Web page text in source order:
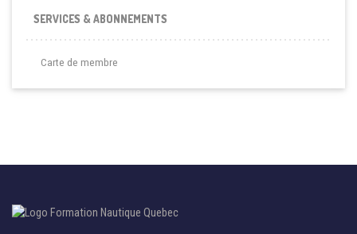
SERVICES & ABONNEMENTS
Carte de membre